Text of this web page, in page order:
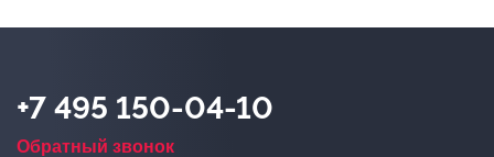
+7 495 150-04-10
Обратный звонок